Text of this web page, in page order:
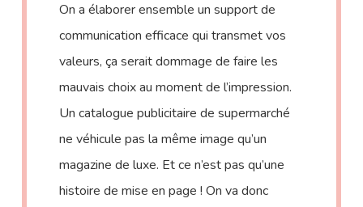
On a élaborer ensemble un support de
communication efficace qui transmet vos
valeurs, ça serait dommage de faire les
mauvais choix au moment de l’impression.
Un catalogue publicitaire de supermarché
ne véhicule pas la même image qu’un
magazine de luxe. Et ce n’est pas qu’une
histoire de mise en page ! On va donc